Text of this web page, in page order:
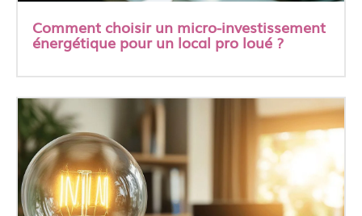
Comment choisir un micro-investissement
énergétique pour un local pro loué ?